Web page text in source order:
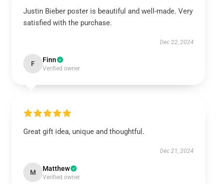
Justin Bieber poster is beautiful and well-made. Very
satisfied with the purchase.
Dec 22, 2024
F Finn
Verified owner
Great gift idea, unique and thoughtful.
Dec 21, 2024
M Matthew
Verified owner